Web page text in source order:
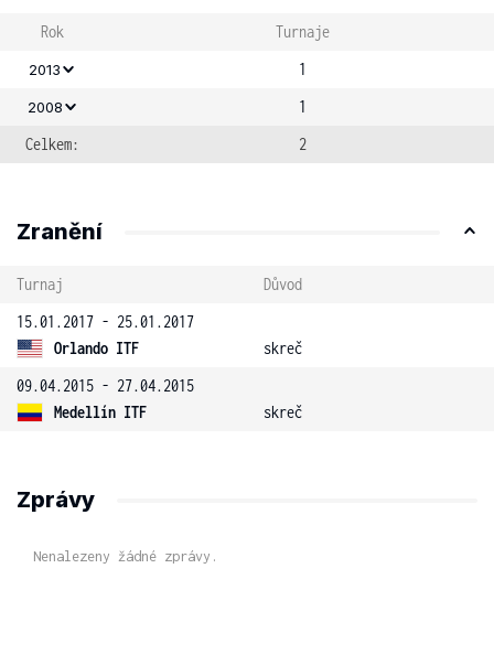
Rok Turnaje
2013 1
2008
1
Celkem:
2
Zranění
Turnaj
Důvod
15.01.2017 - 25.01.2017
Orlando ITF
skreč
09.04.2015 - 27.04.2015
Medellín ITF
skreč
Zprávy
Nenalezeny žádné zprávy.